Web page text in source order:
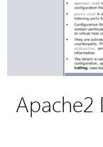
Apache2